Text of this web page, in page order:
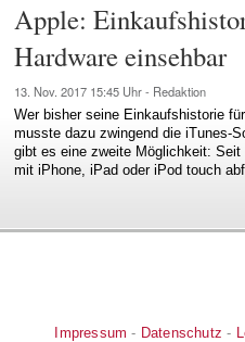
Apple:
Hardware einsehbar
13. Nov. 2017 15:45 Uhr - Redaktion
Wer bisher seine Einkaufshistorie
musste dazu zwingend die iTunes-
gibt es eine zweite Möglichkeit:
mit iPhone, iPad oder iPod touch
Impressum - Datenschutz -